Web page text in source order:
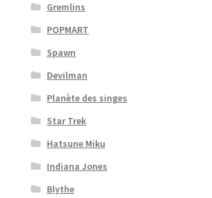
Gremlins
POPMART
Spawn
Devilman
Planète des singes
Star Trek
Hatsune Miku
Indiana Jones
Blythe